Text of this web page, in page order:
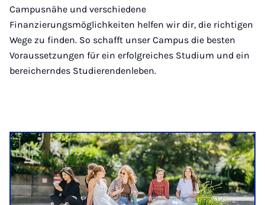
Campusnähe und verschiedene
Finanzierungsmöglichkeiten helfen wir dir, die richtigen
Wege zu finden. So schafft unser Campus die besten
Voraussetzungen für ein erfolgreiches Studium und ein
bereicherndes Studierendenleben.